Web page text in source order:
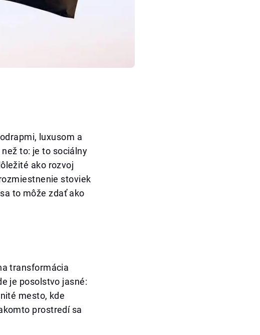
luxusom a
to: je to sociálny
ako rozvoj
stoviek
to môže zdať ako
transformácia
je posolstvo jasné:
mesto, kde
prostredí sa